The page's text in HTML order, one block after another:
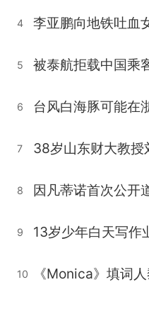
4
5
6 台风白海豚可能在
7 38岁山东财大教授
8 因凡蒂诺首次公开
9
10 《Monica》填词